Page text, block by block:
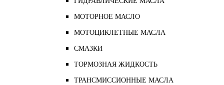
МОТОРНОЕ МАСЛО
МОТОЦИКЛЕТНЫЕ МАСЛА
СМАЗКИ
ТОРМОЗНАЯ ЖИДКОСТЬ
ТРАНСМИССИОННЫЕ МАСЛА